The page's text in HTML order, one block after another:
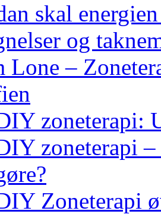
skal
og
Lone –
zoneterapi:
zoneterapi
Zoneterapi